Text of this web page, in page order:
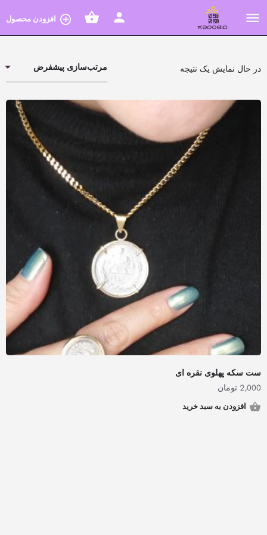
افزودن محصول
در حال نمایش یک نتیجه مرتب‌سازی پیشفرض
ست سکه پهلوی نقره ای
2,000 تومان
افزودن به سبد خرید